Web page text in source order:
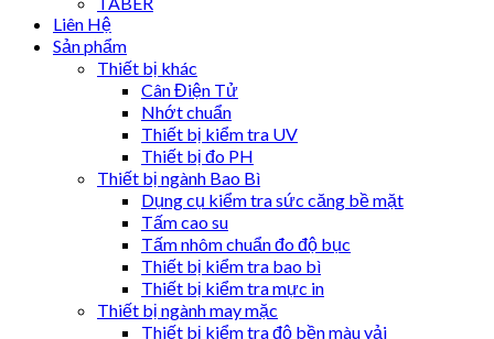
Liên Hệ
Sản phẩm
Thiết bị khác
Cân Điện Tử
Nhớt chuẩn
Thiết bị kiểm tra UV
Thiết bị đo PH
Thiết bị ngành Bao Bì
Dụng cụ kiểm tra sức căng bề mặt
Tấm cao su
Tấm nhôm chuẩn đo độ bục
Thiết bị kiểm tra bao bì
Thiết bị kiểm tra mực in
Thiết bị ngành may mặc
Thiết bị kiểm tra độ bền màu vải